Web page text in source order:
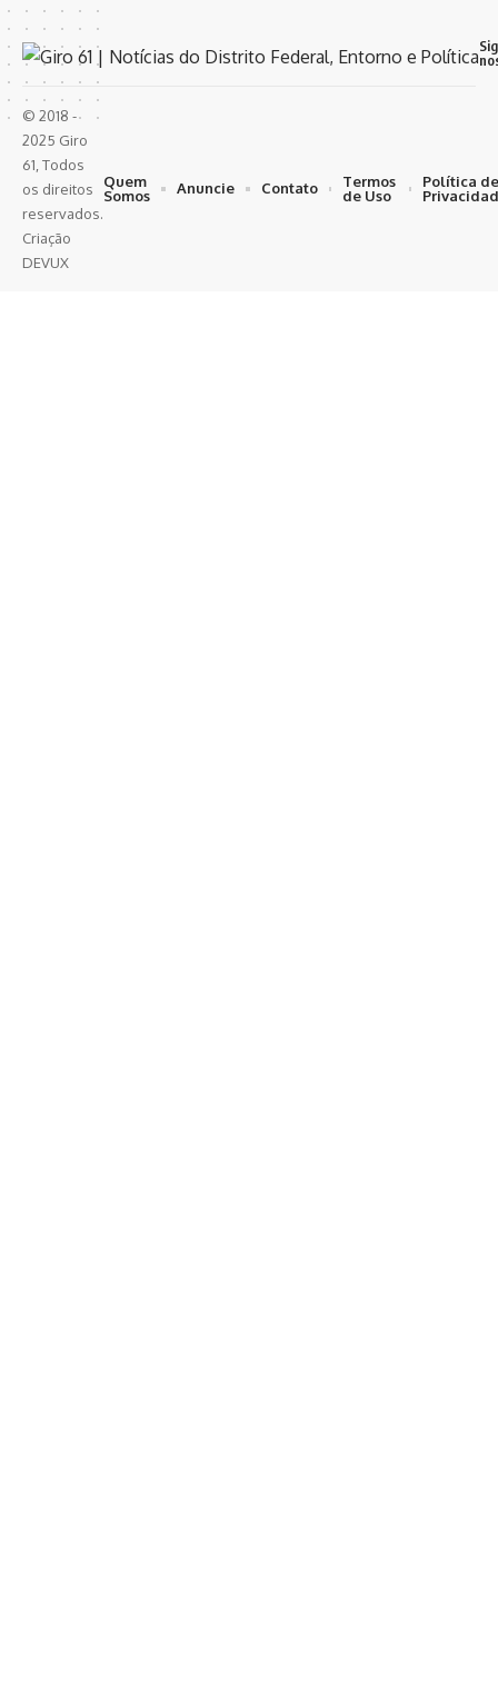
© 2018 -
2025 Giro
61, Todos
os direitos
reservados.
Criação
DEVUX
Quem
Somos
Anuncie Contato
Termos
de Uso
Política